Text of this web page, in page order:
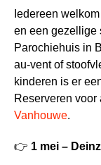
Iedereen
en een gezellige
Parochiehuis in
au-vent of
kinderen is er
Reserveren
Vanhouwe.
👉 1 mei –